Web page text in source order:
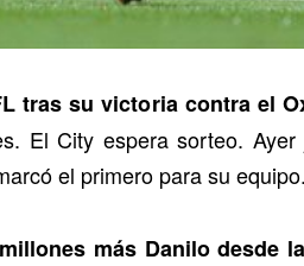
tras su victoria contra el
El City espera sorteo.
el primero para su equipo.
más Danilo desde